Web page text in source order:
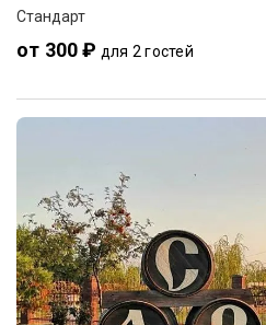
Стандарт
от 300 ₽ для 2 гостей